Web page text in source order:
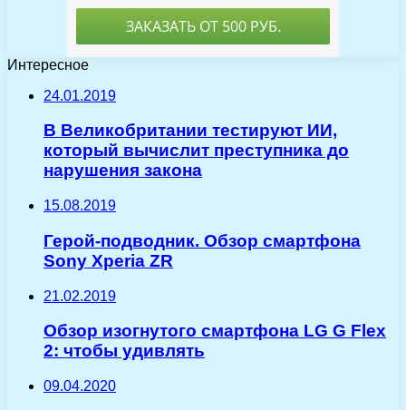
Интересное
24.01.2019
В Великобритании тестируют ИИ,
который вычислит преступника до
нарушения закона
15.08.2019
Герой-подводник. Обзор смартфона
Sony Xperia ZR
21.02.2019
Обзор изогнутого смартфона LG G Flex
2: чтобы удивлять
09.04.2020